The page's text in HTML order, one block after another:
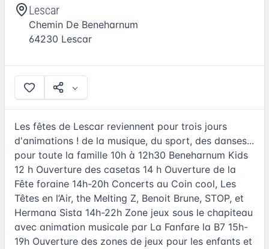
Lescar
Chemin De Beneharnum
64230 Lescar
Les fêtes de Lescar reviennent pour trois jours
d'animations ! de la musique, du sport, des danses...
pour toute la famille 10h à 12h30 Beneharnum Kids
12 h Ouverture des casetas 14 h Ouverture de la
Fête foraine 14h-20h Concerts au Coin cool, Les
Têtes en l’Air, the Melting Z, Benoit Brune, STOP, et
Hermana Sista 14h-22h Zone jeux sous le chapiteau
avec animation musicale par La Fanfare la B7 15h-
19h Ouverture des zones de jeux pour les enfants et